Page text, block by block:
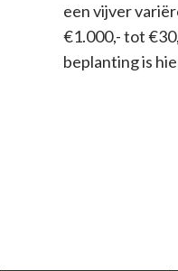
een vijver
€1.000,- tot
beplanting is